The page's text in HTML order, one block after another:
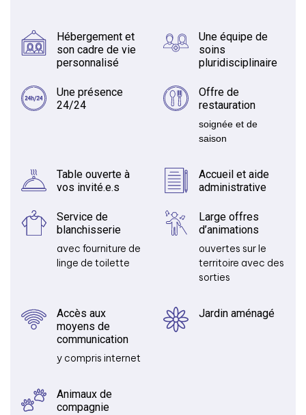
Hébergement et
son cadre de vie
personnalisé
Une équipe de
soins
pluridisciplinaire
Une présence
24/24
Offre de
restauration
soignée et de
saison
Table ouverte à
vos invité.e.s
Accueil et aide
administrative
Service de
blanchisserie
avec fourniture de
linge de toilette
Large offres
d’animations
ouvertes sur le
territoire avec des
sorties
Accès aux
moyens de
communication
y compris internet
Jardin aménagé
Animaux de
compagnie